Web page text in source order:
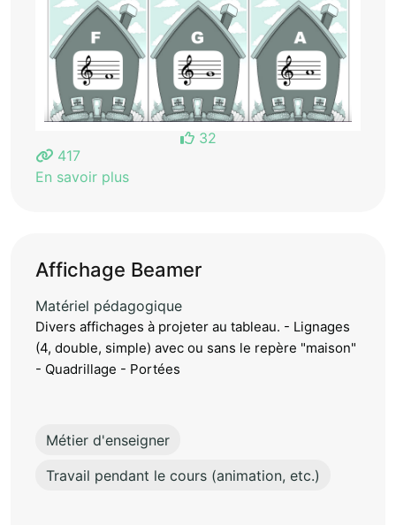
32
417
En savoir plus
Affichage Beamer
Matériel pédagogique
Divers affichages à projeter au tableau. - Lignages
(4, double, simple) avec ou sans le repère "maison"
- Quadrillage - Portées
Métier d'enseigner
Travail pendant le cours (animation, etc.)